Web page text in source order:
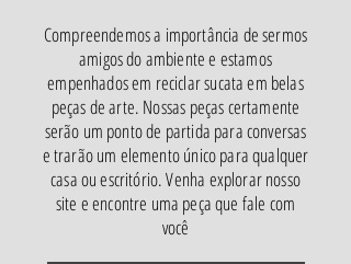
Compreendemos a importância de sermos
amigos do ambiente e estamos
empenhados em reciclar sucata em belas
peças de arte. Nossas peças certamente
serão um ponto de partida para conversas
e trarão um elemento único para qualquer
casa ou escritório. Venha explorar nosso
site e encontre uma peça que fale com
você